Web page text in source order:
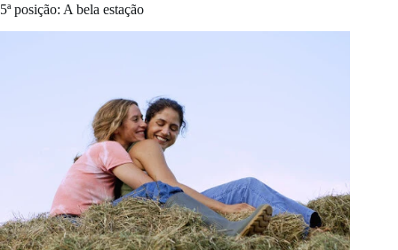
5ªposição: A bela estação